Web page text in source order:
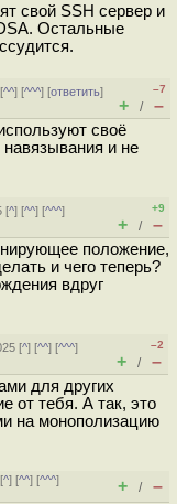
свой SSH сервер и
Остальные
^^] [^^^] [ответить]
–7
+ / –
своё
и не
[^] [^^] [^^^]
+9
+ / –
положение,
и чего теперь?
вдруг
[^] [^^] [^^^]
–2
+ / –
для других
от тебя. А так, это
на монополизацию
^] [^^] [^^^]
+ / –